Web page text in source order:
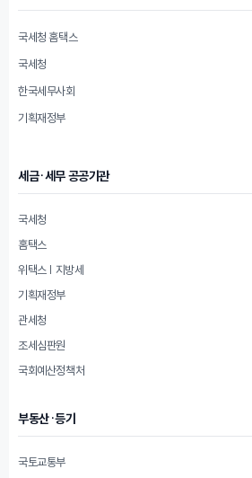
국세청 홈택스
국세청
한국세무사회
기획재정부
세금·세무 공공기관
국세청
홈택스
위택스 | 지방세
기획재정부
관세청
조세심판원
국회예산정책처
부동산·등기
국토교통부